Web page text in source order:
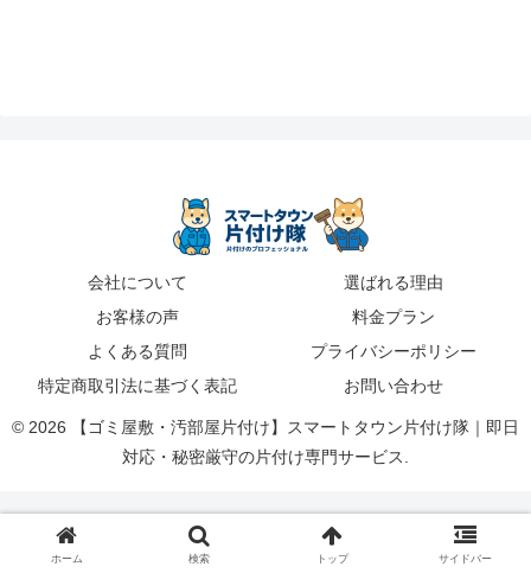
会社について
選ばれる理由
お客様の声
料金プラン
よくある質問
プライバシーポリシー
特定商取引法に基づく表記
お問い合わせ
© 2026 【ゴミ屋敷・汚部屋片付け】スマートタウン片付け隊｜即日
対応・秘密厳守の片付け専門サービス.
ホーム 検索 トップ サイドバー